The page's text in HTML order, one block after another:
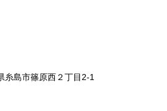
糸島市篠原西２丁目2-1